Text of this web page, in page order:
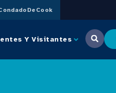
Y Visitantes